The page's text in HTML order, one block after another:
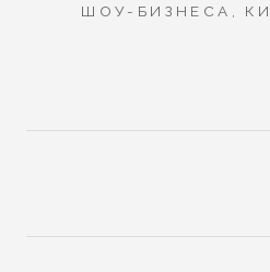
ШОУ-БИЗНЕСА,